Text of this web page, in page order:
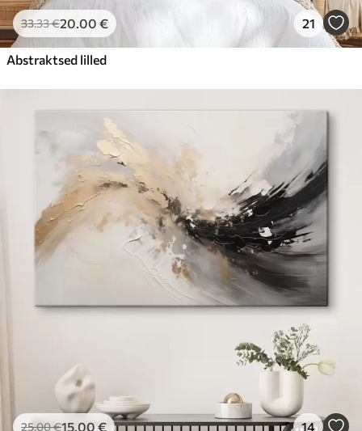
33.33€20.00 € 21
Abstraktsed lilled
25.00€15.00 € 14